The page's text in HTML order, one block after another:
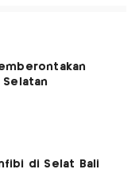
Selatan
di Selat Bali